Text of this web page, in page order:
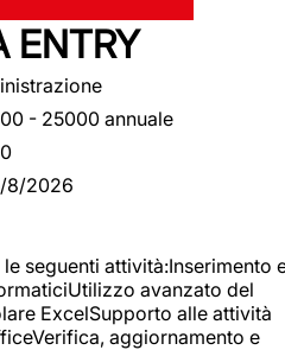
ENTRY
- 25000 annuale
8/2026
seguenti attività:Inserimento
avanzato del
ExcelSupporto alle attività
aggiornamento e